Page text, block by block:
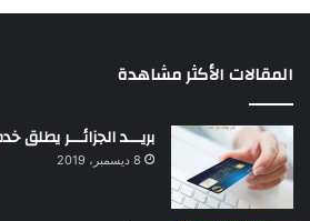
المقالات الأكثر مشاهدة
بريـــد الجزائـــر
8 ديسمبر، 2019